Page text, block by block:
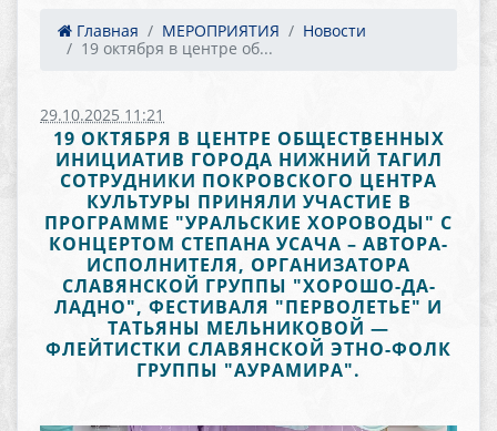
Главная МЕРОПРИЯТИЯ
Новости
19 октября в центре об...
29.10.2025 11:21
19 ОКТЯБРЯ В ЦЕНТРЕ ОБЩЕСТВЕННЫХ
ИНИЦИАТИВ ГОРОДА НИЖНИЙ ТАГИЛ
СОТРУДНИКИ ПОКРОВСКОГО ЦЕНТРА
КУЛЬТУРЫ ПРИНЯЛИ УЧАСТИЕ В
ПРОГРАММЕ "УРАЛЬСКИЕ ХОРОВОДЫ" С
КОНЦЕРТОМ СТЕПАНА УСАЧА – АВТОРА-
ИСПОЛНИТЕЛЯ, ОРГАНИЗАТОРА
СЛАВЯНСКОЙ ГРУППЫ "ХОРОШО-ДА-
ЛАДНО", ФЕСТИВАЛЯ "ПЕРВОЛЕТЬЕ" И
ТАТЬЯНЫ МЕЛЬНИКОВОЙ —
ФЛЕЙТИСТКИ СЛАВЯНСКОЙ ЭТНО-ФОЛК
ГРУППЫ "АУРАМИРА".